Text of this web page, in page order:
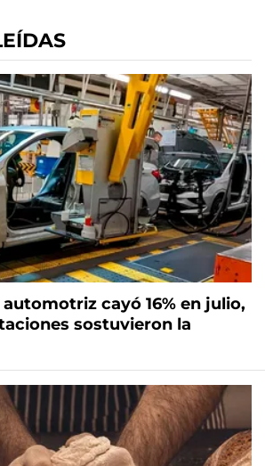
cayó 16% en julio,
sostuvieron la